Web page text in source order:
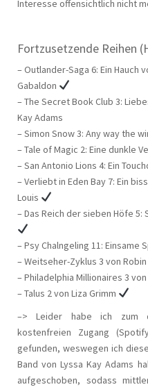
Interesse offensichtlich nicht
Fortzusetzende Reihen
– Outlander-Saga 6: Ein Hauch
Gabaldon
– The Secret Book Club 3:
Kay Adams
– Simon Snow 3: Any way the
– Tale of Magic 2: Eine dunkle
– San Antonio Lions 4: Ein
– Verliebt in Eden Bay 7: Ein
Louis
– Das Reich der sieben Höfe 5:
– Psy Chalngeling 11: Einsame
– Weitseher-Zyklus 3 von Robin
– Philadelphia Millionaires 3
– Talus 2 von Liza Grimm
–> Leider habe ich zum
kostenfreien Zugang
gefunden, weswegen ich
Band von Lyssa Kay Adams
aufgeschoben, sodass